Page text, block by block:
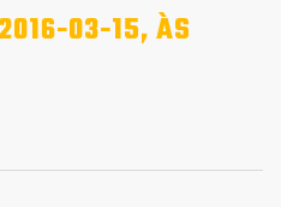
03-15, ÀS